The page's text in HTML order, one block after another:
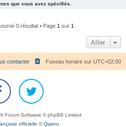
h
e
r
que vous avez spécifiés.
0 résultat • Page 1 sur 1
Aller
Fuseau horaire sur UTC+02:00
contacter
® Forum Software © phpBB Limited
officielle ©Qiaeru